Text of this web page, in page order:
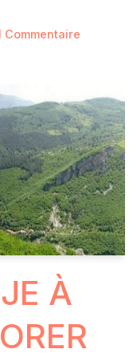
Commentaire
À